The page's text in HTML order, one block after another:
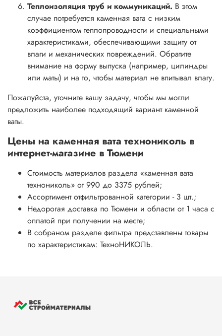
Теплоизоляция труб и коммуникаций. В этом
случае потребуется каменная вата с низким
коэффициентом теплопроводности и специальными
характеристиками, обеспечивающими защиту от
влаги и механических повреждений. Обратите
внимание на форму выпуска (например, цилиндры
или маты) и на то, чтобы материал не впитывал влагу.
Пожалуйста, уточните вашу задачу, чтобы мы могли
предложить наиболее подходящий вариант каменной
ваты.
Цены на каменная вата технониколь в
интернет-магазине в Тюмени
Стоимость материалов раздела «каменная вата
технониколь» от 990 до 3375 рублей;
Ассортимент отфильтрованной категории - 3 шт.;
Недорогая доставка по Тюмени и области от 1 часа с
оплатой при получении на месте;
В собраном разделе фильтра представлены товары
по характеристикам: ТехноНИКОЛЬ.